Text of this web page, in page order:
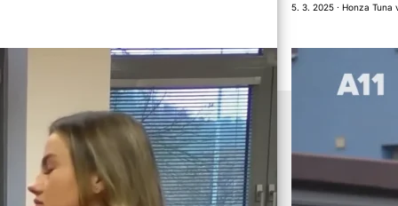
5. 3. 2025 · Honza Tuna